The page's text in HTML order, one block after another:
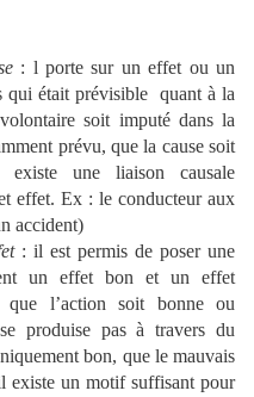
: l porte sur un effet ou un
qui était prévisible quant à la
soit imputé dans la
prévu, que la cause soit
existe une liaison causale
effet. Ex : le conducteur aux
accident)
: il est permis de poser une
un effet bon et un effet
l’action soit bonne ou
produise pas à travers du
bon, que le mauvais
existe un motif suffisant pour